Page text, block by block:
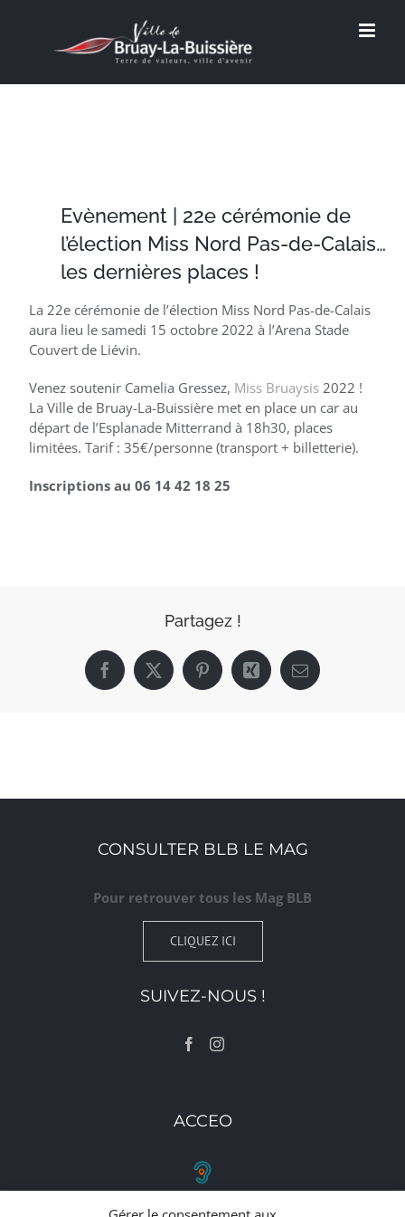
Evènement | 22e cérémonie de
l’élection Miss Nord Pas-de-Calais…
les dernières places !
La 22e cérémonie de l’élection Miss Nord Pas-de-Calais
aura lieu le samedi 15 octobre 2022 à l’Arena Stade
Couvert de Liévin.
Venez soutenir Camelia Gressez, Miss Bruaysis 2022 !
La Ville de Bruay-La-Buissière met en place un car au
départ de l’Esplanade Mitterrand à 18h30, places
limitées. Tarif : 35€/personne (transport + billetterie).
Inscriptions au 06 14 42 18 25
Partagez !
Facebook
X PinterestXing Email
CONSULTER BLB LE MAG
Pour retrouver tous les Mag BLB
CLIQUEZ ICI
SUIVEZ-NOUS !
ACCEO